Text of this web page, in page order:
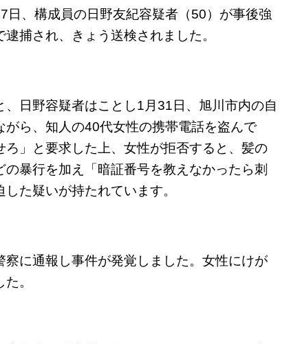
日、構成員の日野友紀容疑者（50）が事後強
捕され、きょう送検されました。
、日野容疑者はことし1月31日、旭川市内の自
がら、知人の40代女性の携帯電話を盗んで
ろ」と要求した上、女性が拒否すると、髪の
の暴行を加え「暗証番号を教えなかったら刺
た疑いが持たれています。
察に通報し事件が発覚しました。女性にけが
。